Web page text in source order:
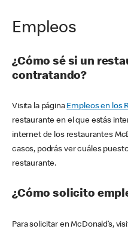
Empleos
¿Cómo sé si un
contratando?
Visita la página Empleos en los
restaurante en el que estás
internet de los restaurantes
casos, podrás ver cuáles
restaurante.
¿Cómo solicito
Para solicitar en McDonald’s,